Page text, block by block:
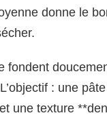
donne le
fondent
: une
une texture